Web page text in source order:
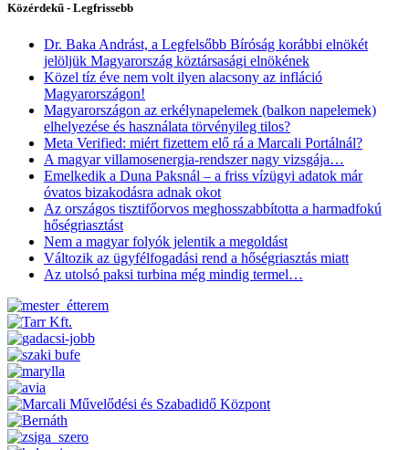
Közérdekű - Legfrissebb
Dr. Baka Andrást, a Legfelsőbb Bíróság korábbi elnökét
jelöljük Magyarország köztársasági elnökének
Közel tíz éve nem volt ilyen alacsony az infláció
Magyarországon!
Magyarországon az erkélynapelemek (balkon napelemek)
elhelyezése és használata törvényileg tilos?
Meta Verified: miért fizettem elő rá a Marcali Portálnál?
A magyar villamosenergia-rendszer nagy vizsgája…
Emelkedik a Duna Paksnál – a friss vízügyi adatok már
óvatos bizakodásra adnak okot
Az országos tisztifőorvos meghosszabbította a harmadfokú
hőségriasztást
Nem a magyar folyók jelentik a megoldást
Változik az ügyfélfogadási rend a hőségriasztás miatt
Az utolsó paksi turbina még mindig termel…